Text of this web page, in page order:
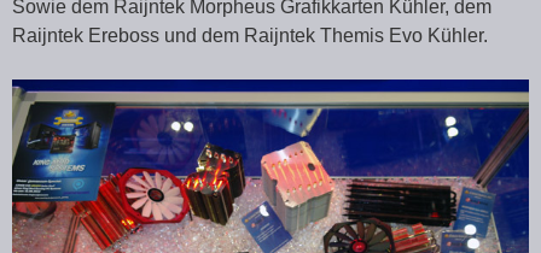
Sowie dem Raijntek Morpheus Grafikkarten Kühler, dem
Raijntek Ereboss und dem Raijntek Themis Evo Kühler.